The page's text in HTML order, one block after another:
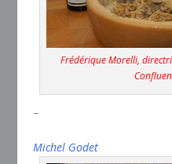
Frédérique Morelli,
–
Michel Godet